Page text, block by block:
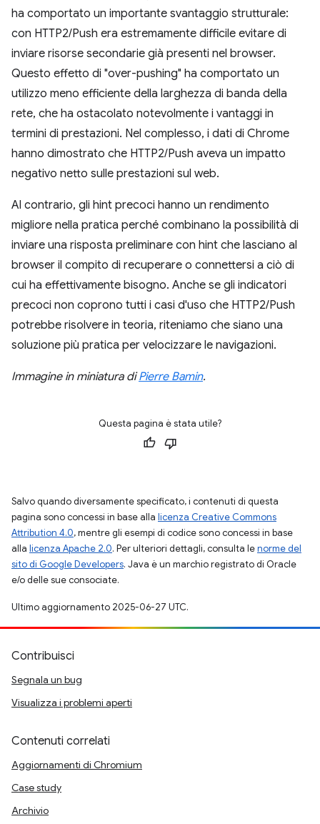
ha comportato un importante svantaggio strutturale:
con HTTP2/Push era estremamente difficile evitare di
inviare risorse secondarie già presenti nel browser.
Questo effetto di "over-pushing" ha comportato un
utilizzo meno efficiente della larghezza di banda della
rete, che ha ostacolato notevolmente i vantaggi in
termini di prestazioni. Nel complesso, i dati di Chrome
hanno dimostrato che HTTP2/Push aveva un impatto
negativo netto sulle prestazioni sul web.
Al contrario, gli hint precoci hanno un rendimento
migliore nella pratica perché combinano la possibilità di
inviare una risposta preliminare con hint che lasciano al
browser il compito di recuperare o connettersi a ciò di
cui ha effettivamente bisogno. Anche se gli indicatori
precoci non coprono tutti i casi d'uso che HTTP2/Push
potrebbe risolvere in teoria, riteniamo che siano una
soluzione più pratica per velocizzare le navigazioni.
Immagine in miniatura diPierre Bamin.
Questa pagina è stata utile?
Salvo quando diversamente specificato, i contenuti di questa
pagina sono concessi in base alla licenza Creative Commons
Attribution 4.0, mentre gli esempi di codice sono concessi in base
alla licenza Apache 2.0. Per ulteriori dettagli, consulta lenorme del
sito di Google Developers. Java è un marchio registrato di Oracle
e/o delle sue consociate.
Ultimo aggiornamento 2025-06-27 UTC.
Contribuisci
Segnala un bug
Visualizza i problemi aperti
Contenuti correlati
Aggiornamenti di Chromium
Case study
Archivio